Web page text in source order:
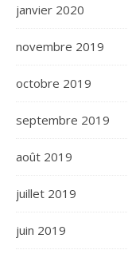
janvier 2020
novembre 2019
octobre 2019
septembre 2019
août 2019
juillet 2019
juin 2019